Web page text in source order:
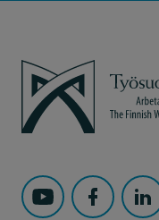
Työsuojelurahasto
SeuraaSeuraa